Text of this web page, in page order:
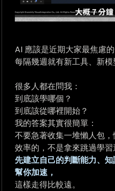
AI 應該是近期大家最焦慮的
每隔幾週就有新工具、新模
很多人都在問我：
到底該學哪個？
到底該從哪裡開始？
我的答案其實很簡單：
不要急著收集一堆懶人包
效率的，不是拿來跳過學習
先建立自己的判斷能力、
幫你加速，
這樣走得比較遠。